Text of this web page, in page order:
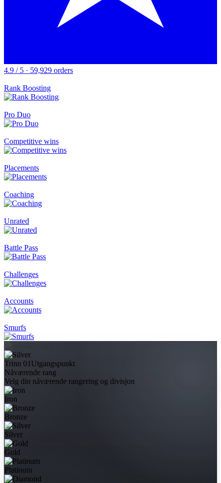
4.9 / 5 · 59,929 orders
Rank Boosting
Pro Duo
Competitive wins
Placements
Coaching
Unrated
Battle Pass
Challenges
Accounts
Smurfs
Trinn 01 Utgangspunkt
Nåværende rang
Velg din nåværende rangering og divisjon
Iron
Bronze
Silver
Gold
Platinum